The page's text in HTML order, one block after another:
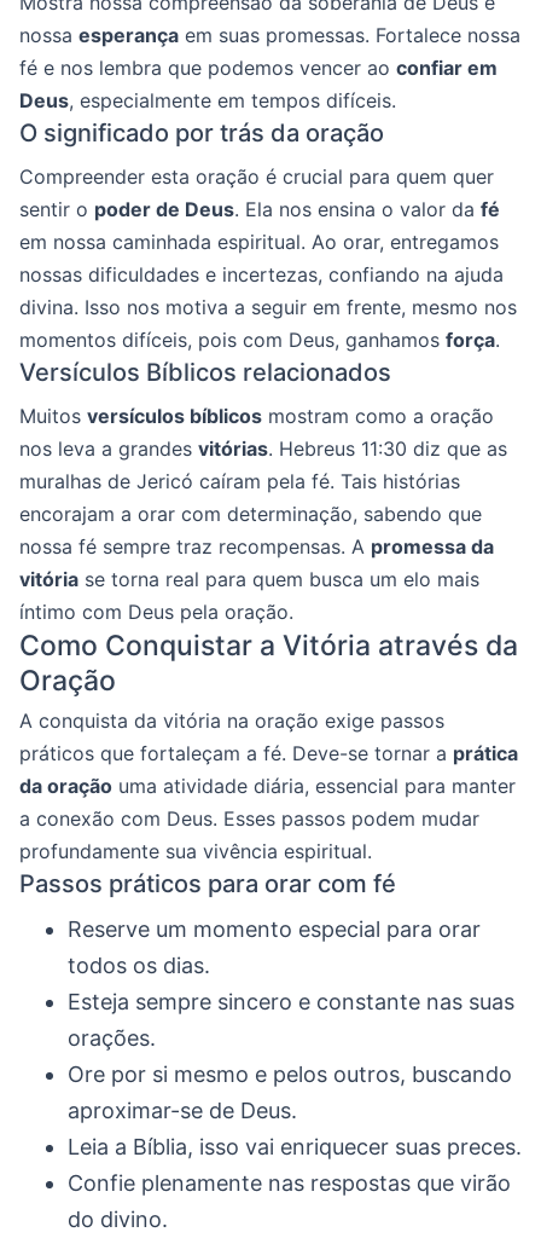
nossa esperança em suas promessas. Fortalece nossa
fé e nos lembra que podemos vencer ao confiar em
Deus, especialmente em tempos difíceis.
O significado por trás da oração
Compreender esta oração é crucial para quem quer
sentir o poder de Deus. Ela nos ensina o valor da fé
em nossa caminhada espiritual. Ao orar, entregamos
nossas dificuldades e incertezas, confiando na ajuda
divina. Isso nos motiva a seguir em frente, mesmo nos
momentos difíceis, pois com Deus, ganhamos força.
Versículos Bíblicos relacionados
Muitos versículos bíblicos mostram como a oração
nos leva a grandes vitórias. Hebreus 11:30 diz que as
muralhas de Jericó caíram pela fé. Tais histórias
encorajam a orar com determinação, sabendo que
nossa fé sempre traz recompensas. A promessa da
vitória se torna real para quem busca um elo mais
íntimo com Deus pela oração.
Como Conquistar a Vitória através da
Oração
A conquista da vitória na oração exige passos
práticos que fortaleçam a fé. Deve-se tornar a prática
da oração uma atividade diária, essencial para manter
a conexão com Deus. Esses passos podem mudar
profundamente sua vivência espiritual.
Passos práticos para orar com fé
Reserve um momento especial para orar
todos os dias.
Esteja sempre sincero e constante nas suas
orações.
Ore por si mesmo e pelos outros, buscando
aproximar-se de Deus.
Leia a Bíblia, isso vai enriquecer suas preces.
Confie plenamente nas respostas que virão
do divino.